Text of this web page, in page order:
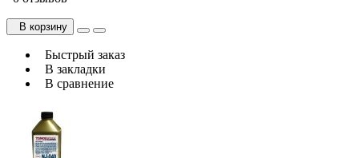
В корзину
Быстрый заказ
В закладки
В сравнение